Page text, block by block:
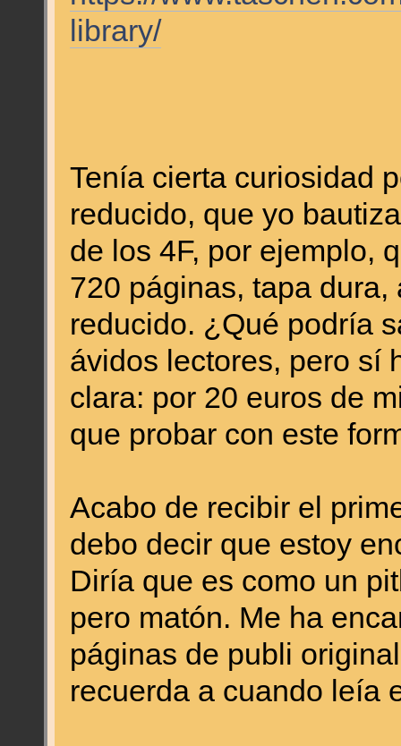
library/
Tenía cierta curiosidad
reducido, que yo
de los 4F, por ejemplo,
720 páginas, tapa dura,
reducido. ¿Qué podría
ávidos lectores, pero sí
clara: por 20 euros de
que probar con este
Acabo de recibir el
debo decir que estoy
Diría que es como un
pero matón. Me ha
páginas de publi
recuerda a cuando